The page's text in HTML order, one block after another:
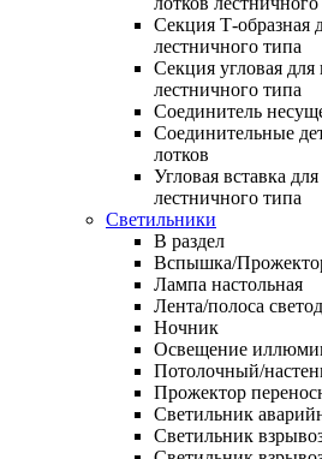
Секция Т-образная
лестничного типа
Секция угловая для
лестничного типа
Соединитель
Соединительные
лотков
Угловая вставка
лестничного типа
Светильники
В раздел
Вспышка/
Лампа настольная
Лента/полоса
Ночник
Освещение
Потолочный/
Прожектор
Светильник
Светильник